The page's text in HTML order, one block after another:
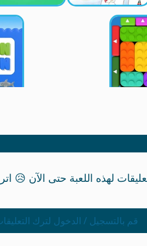
قم بالتسجيل / الدخول لترك